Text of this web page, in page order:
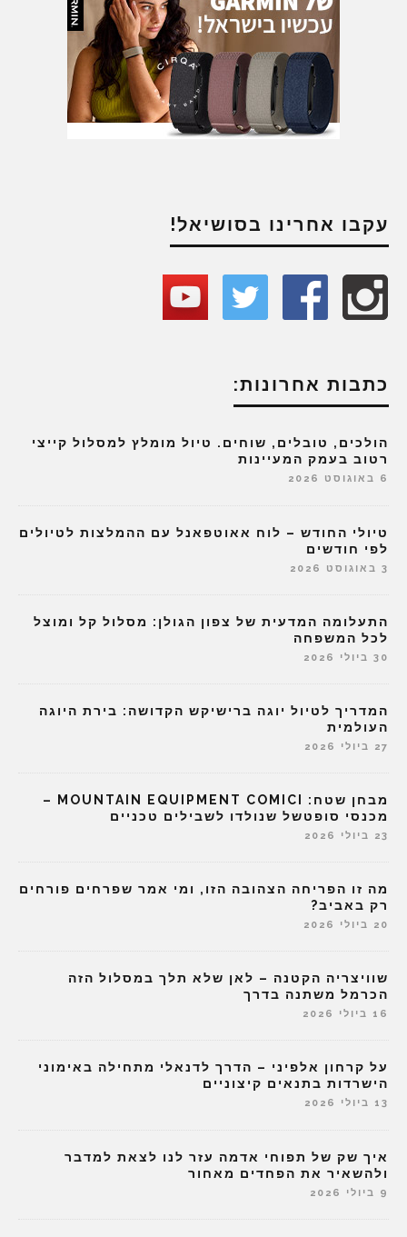
עקבו אחרינו בסושיאל!
כתבות אחרונות:
הולכים, טובלים, שוחים. טיול מומלץ למסלול קייצי
רטוב בעמק המעיינות
6 באוגוסט 2026
טיולי החודש – לוח אאוטפאנל עם ההמלצות לטיולים
לפי חודשים
3 באוגוסט 2026
התעלומה המדעית של צפון הגולן: מסלול קל ומוצל
לכל המשפחה
30 ביולי 2026
המדריך לטיול יוגה ברישיקש הקדושה: בירת היוגה
העולמית
27 ביולי 2026
מבחן שטח: MOUNTAIN EQUIPMENT COMICI –
מכנסי סופטשל שנולדו לשבילים טכניים
23 ביולי 2026
מה זו הפריחה הצהובה הזו, ומי אמר שפרחים פורחים
רק באביב?
20 ביולי 2026
שוויצריה הקטנה – לאן שלא תלך במסלול הזה
הכרמל משתנה בדרך
16 ביולי 2026
על קרחון אלפיני – הדרך לדנאלי מתחילה באימוני
הישרדות בתנאים קיצוניים
13 ביולי 2026
איך שק של תפוחי אדמה עזר לנו לצאת למדבר
ולהשאיר את הפחדים מאחור
9 ביולי 2026